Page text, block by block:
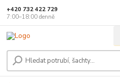
+420 732 422 729
7:00–18:00 denně